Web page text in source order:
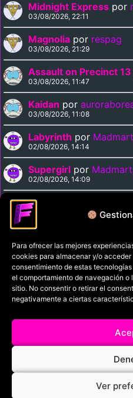
Para ofrecer las mejores
cookies para almacenar y/o
consentimiento de estas
el comportamiento de navegación
sitio. No consentir o retirar el
negativamente a ciertas
Ver
Midnight Express por
03/08/2026, 22:11
Magnolia por respag
03/08/2026, 21:29
Assault on Precinct 13
03/08/2026, 11:47
Kaidan por
03/08/2026, 11:08
Labyrinth por
02/08/2026, 14:14
Supergirl por
02/08/2026, 14:09
Cinema Paradiso
02/08/2026, 13:37
Política
Términos y
Política
Aviso